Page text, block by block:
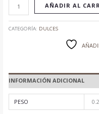
AÑADIR AL
CATEGORÍA: DULCES
INFORMACIÓN ADICIONAL
PESO